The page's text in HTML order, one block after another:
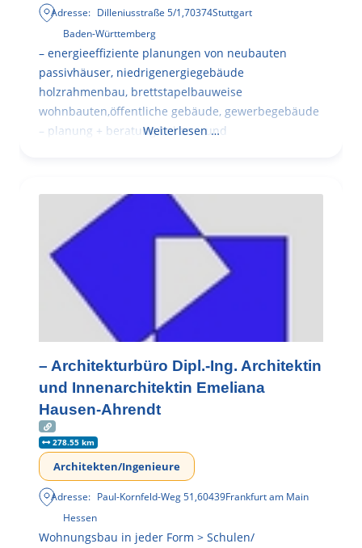
Adresse: Dilleniusstraße 5/1,70374Stuttgart
Baden-Württemberg
– energieeffiziente planungen von neubauten
passivhäuser, niedrigenergiegebäude
holzrahmenbau, brettstapelbauweise
wohnbauten,öffentliche gebäude, gewerbegebäude
– planung + beratung bei an – und
Weiterlesen …
– Architekturbüro Dipl.-Ing. Architektin
und Innenarchitektin Emeliana
Hausen-Ahrendt
278.55 km
Architekten/Ingenieure
Adresse: Paul-Kornfeld-Weg 51,60439Frankfurt am Main
Hessen
Wohnungsbau in jeder Form > Schulen/